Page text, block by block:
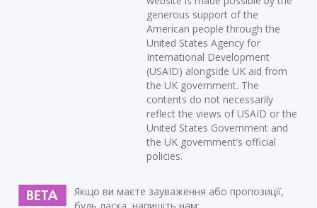
generous support of the
American people through the
United States Agency for
International Development
(USAID) alongside UK aid from
the UK government. The
contents do not necessarily
reflect the views of USAID or the
United States Government and
the UK government’s official
policies.
Якщо ви маєте зауваження або пропозиції,